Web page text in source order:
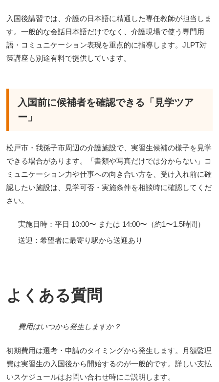
入国後講習では、介護の日本語に精通した専任教師が担当しま
す。一般的な会話日本語だけでなく、介護現場で使う専門用
語・コミュニケーション表現を重点的に指導します。JLPT対
策講座も別途有料で提供しています。
入国前に候補者を確認できる「見学ツア
ー」
松戸市・我孫子市周辺の介護施設で、実習生候補の様子を見学
できる場合があります。「書類や写真だけでは分からない」コ
ミュニケーション力や仕事への向き合い方を、受け入れ前に確
認したい施設は、見学可否・実施条件を相談時に確認してくだ
さい。
実施日時：平日 10:00〜 または 14:00〜（約1〜1.5時間）
送迎：希望者に最寄り駅から送迎あり
よくある質問
費用はいつから発生しますか？
初期費用は選考・申請のタイミングから発生します。月額監理
費は実習生の入国後から開始するのが一般的です。詳しい支払
いスケジュールはお問い合わせ時にご説明します。